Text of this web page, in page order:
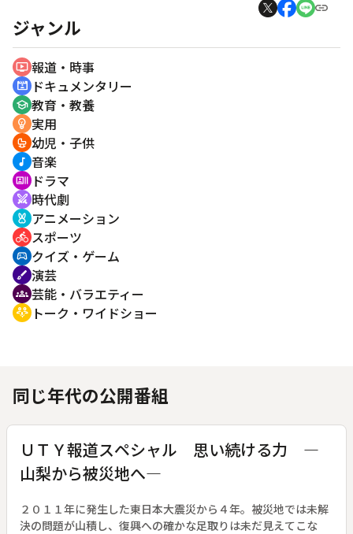
ジャンル
ondemand_video 報道・時事
cinematic_blur ドキュメンタリー
school 教育・教養
emoji_objects 実用
crib 幼児・子供
music_note 音楽
recent_actors ドラマ
swords 時代劇
cruelty_free アニメーション
directions_bike スポーツ
sports_esports クイズ・ゲーム
brush 演芸
groups 芸能・バラエティー
adaptive_audio_mic トーク・ワイドショー
同じ年代の公開番組
ＵＴＹ報道スペシャル 思い続ける力 ―
山梨から被災地へ―
２０１１年に発生した東日本大震災から４年。被災地では未解
決の問題が山積し、復興への確かな足取りは未だ見えてこな